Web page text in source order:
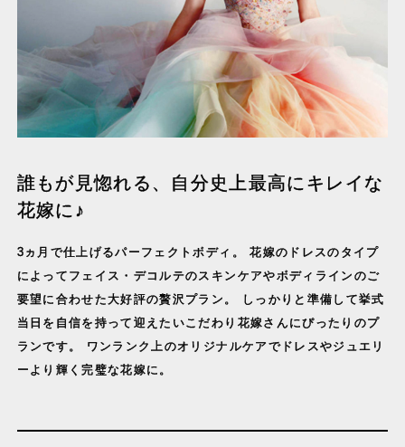
誰もが見惚れる、自分史上最高にキレイな
花嫁に♪
3ヵ月で仕上げるパーフェクトボディ。 花嫁のドレスのタイプ
によってフェイス・デコルテのスキンケアやボディラインのご
要望に合わせた大好評の贅沢プラン。 しっかりと準備して挙式
当日を自信を持って迎えたいこだわり花嫁さんにぴったりのプ
ランです。 ワンランク上のオリジナルケアでドレスやジュエリ
ーより輝く完璧な花嫁に。